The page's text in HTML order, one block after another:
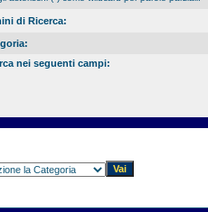
di Ricerca:
nei seguenti campi: